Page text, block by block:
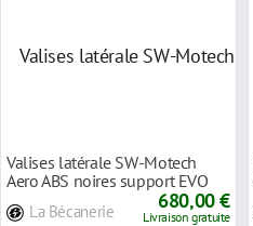
Valises latérale SW-Motech
Aero ABS noires support EVO
La Bécanerie 680,00 €
Livraison gratuite